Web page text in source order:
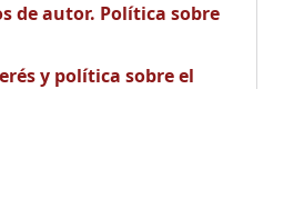
de autor. Política sobre
y política sobre el